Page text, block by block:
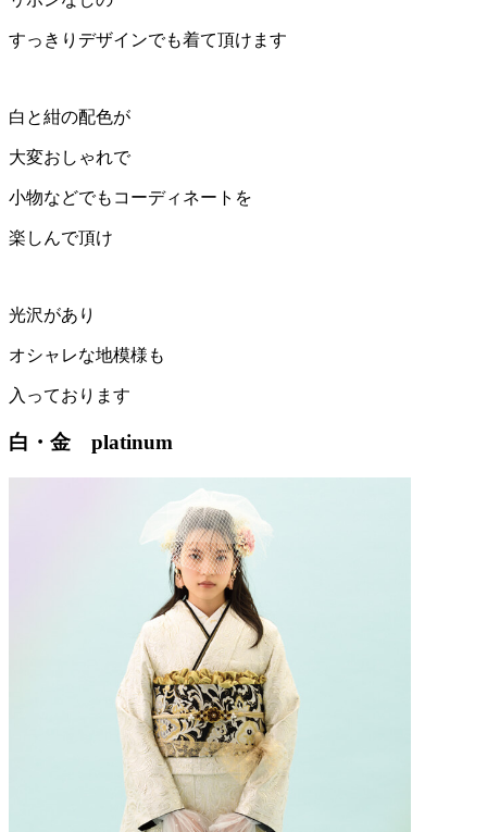
すっきりデザインでも着て頂けます
白と紺の配色が
大変おしゃれで
小物などでもコーディネートを
楽しんで頂け
光沢があり
オシャレな地模様も
入っております
白・金 platinum